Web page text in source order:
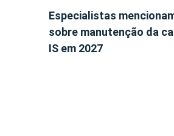
Especialistas
sobre manutenção da
IS em 2027